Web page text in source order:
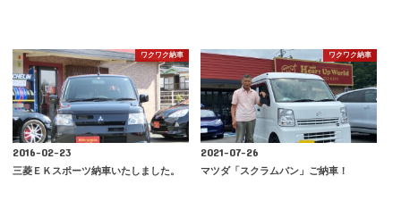
ワクワク納車
2016-02-23
三菱ＥＫスポーツ納車いたしました。
ワクワク納車
2021-07-26
マツダ「スクラムバン」ご納車！